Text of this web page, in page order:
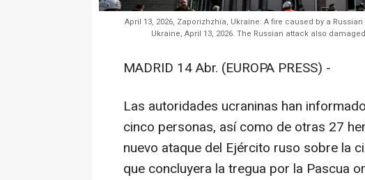
April 13, 2026, Zaporizhzhia, Ukraine: A fire caused by a
Ukraine, April 13, 2026. The Russian attack also
MADRID 14 Abr. (EUROPA PRESS) -
Las autoridades ucraninas han
cinco personas, así como de otras 27
nuevo ataque del Ejército ruso sobre la
que concluyera la tregua por la Pascua